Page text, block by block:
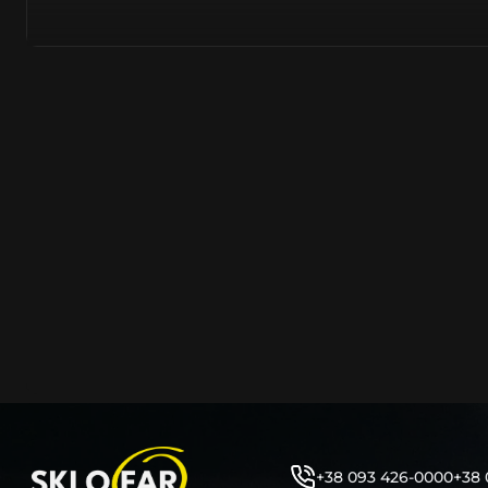
як це часто пропонують автосервіси та автодилери.
заощадити та придбати тільки те, що потребує
+38 093 426-0000+38